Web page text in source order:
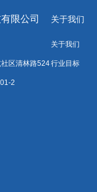
限公司
区清林路524
2
关于我们
关于我们
行业目标